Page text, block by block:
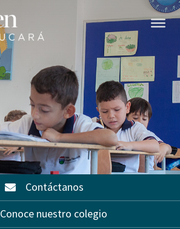
Contáctanos
Conoce nuestro colegio